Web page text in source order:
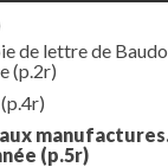
de lettre de
(p.2r)
(p.4r)
(p.5r)